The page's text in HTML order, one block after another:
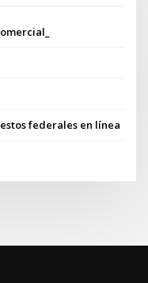
federales en línea